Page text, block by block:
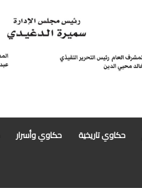
حكاوي تاريخية حكاوي وأسرار